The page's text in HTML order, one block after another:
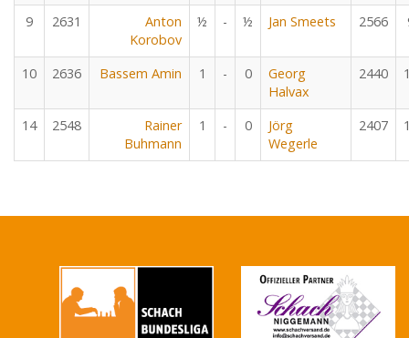
9 2631
Anton
Korobov
½ - ½ Jan Smeets 2566
10 2636 Bassem Amin 1 - 0
Georg
Halvax
2440
14 2548
Rainer
Buhmann
1 - 0
Jörg
Wegerle
2407